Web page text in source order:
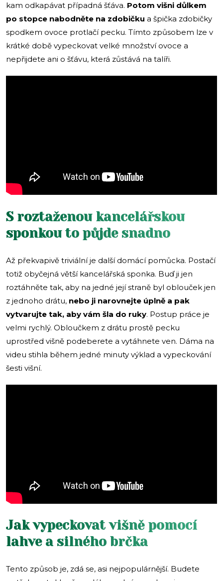
kam odkapávat případná šťáva. Potom višni důlkem
po stopce nabodněte na zdobičku a špička zdobičky
spodkem ovoce protlačí pecku. Tímto způsobem lze v
krátké době vypeckovat velké množství ovoce a
nepřijdete ani o šťávu, která zůstává na talíři.
S roztaženou kancelářskou
sponkou to půjde snadno
Až překvapivě triviální je další domácí pomůcka. Postačí
totiž obyčejná větší kancelářská sponka. Buď ji jen
roztáhněte tak, aby na jedné její straně byl oblouček jen
z jednoho drátu, nebo ji narovnejte úplně a pak
vytvarujte tak, aby vám šla do ruky. Postup práce je
velmi rychlý. Obloučkem z drátu prostě pecku
uprostřed višně podeberete a vytáhnete ven. Dáma na
videu stihla během jedné minuty výklad a vypeckování
šesti višní.
Jak vypeckovat višně pomocí
lahve a silného brčka
Tento způsob je, zdá se, asi nejpopulárnější. Budete